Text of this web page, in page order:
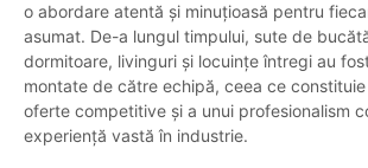
o abordare atentă și minuțioasă pentru
asumat. De-a lungul timpului, sute de
dormitoare, livinguri și locuințe întregi au
montate de către echipă, ceea ce
oferte competitive și a unui profesionalism
experiență vastă în industrie.